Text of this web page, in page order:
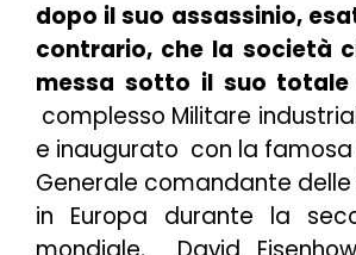
dopo il suo assassinio,
contrario, che la società
messa sotto il suo
complesso Militare
e inaugurato con la
Generale comandante
in Europa durante la